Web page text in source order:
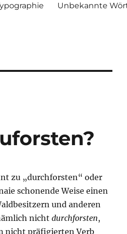
Unbekannte
zu „durchforsten“ oder
schonende Weise einen
und anderen
nicht durchforsten,
nicht präfigierten Verb